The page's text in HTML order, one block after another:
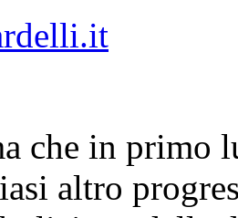
che in primo
altro